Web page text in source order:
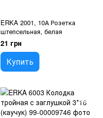
ERKA 2001, 10А Розетка
штепсельная, белая
21 грн
Купить